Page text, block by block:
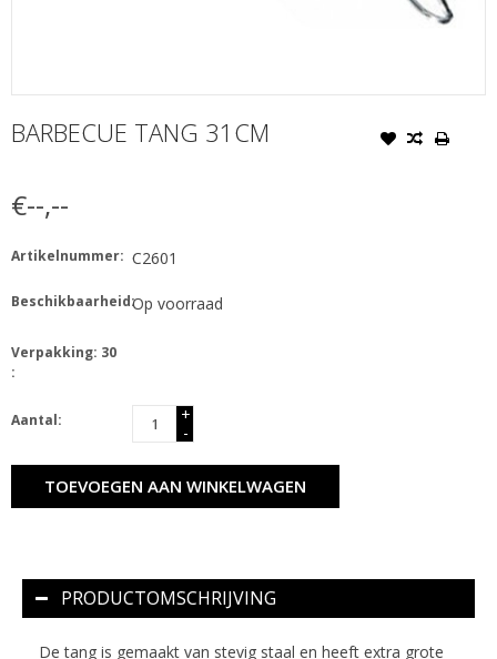
BARBECUE TANG 31CM
€--,--
Artikelnummer: C2601
Beschikbaarheid:Op voorraad
Verpakking: 30
:
Aantal:
+
-
TOEVOEGEN AAN WINKELWAGEN
PRODUCTOMSCHRIJVING
De tang is gemaakt van stevig staal en heeft extra grote